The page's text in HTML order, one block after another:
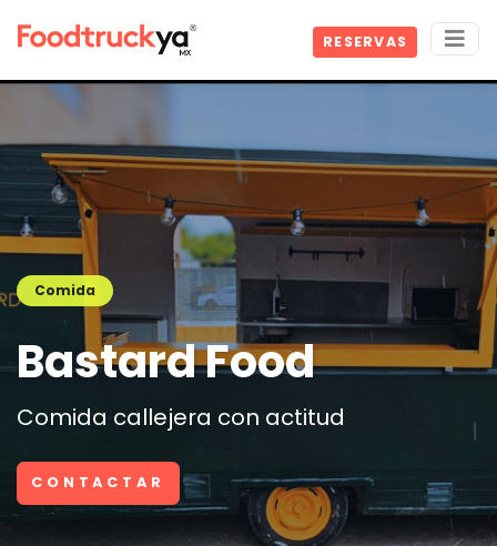
RESERVAS
Comida
Bastard Food
Comida callejera con actitud
CONTACTAR